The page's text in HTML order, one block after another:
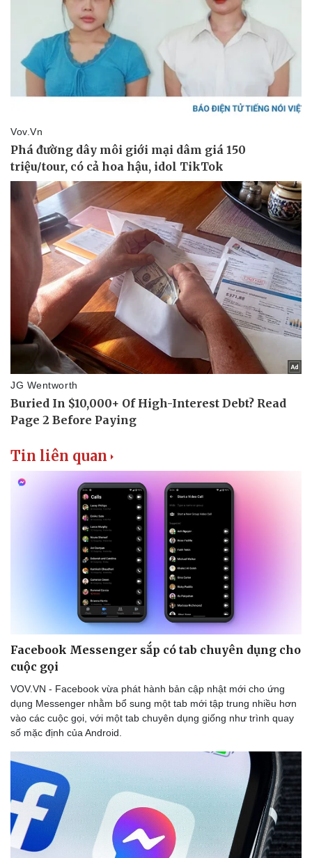
Pháp luật
Vụ án
Tin nóng
Tư vấn luật
Quân sự - Quốc phòng
Vũ khí
Việt Nam
Phân tích
Tin liên quan
Facebook Messenger sắp có tab chuyên dụng cho
cuộc gọi
VOV.VN - Facebook vừa phát hành bản cập nhật mới cho ứng
dụng Messenger nhằm bổ sung một tab mới tập trung nhiều hơn
vào các cuộc gọi, với một tab chuyên dụng giống như trình quay
số mặc định của Android.